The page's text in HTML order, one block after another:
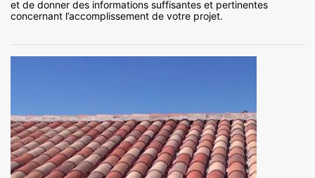
et de donner des informations suffisantes et pertinentes
concernant l’accomplissement de votre projet.